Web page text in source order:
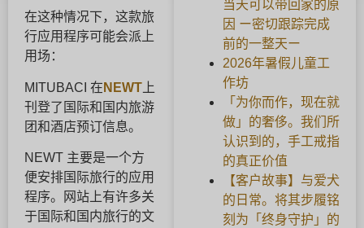
在这种情况下，这款旅
行应用程序可能会派上
用场：
MITUBACI 在 NEWT 上
刊登了国际和国内旅游
团和酒店预订信息。
NEWT 主要是一个方
便安排国际旅行的应用
程序。网站上有许多关
于国际和国内旅行的文
当天可以带回家的原
因 ー密切跟踪完成
前的一整天ー
2026年暑假儿童工
作坊
「为你而作，现在就
做」的奢侈。我们所
认识到的，手工戒指
的真正价值
【客户故事】与爱犬
的日常。将其步履铭
刻为「终身守护」的